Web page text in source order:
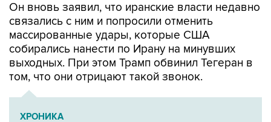
Он вновь заявил, что иранские власти недавно
связались с ним и попросили отменить
массированные удары, которые США
собирались нанести по Ирану на минувших
выходных. При этом Трамп обвинил Тегеран в
том, что они отрицают такой звонок.
ХРОНИКА